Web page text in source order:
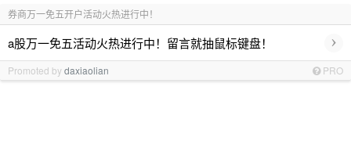
券商万一免五开户活动火热进行中！
a股万一免五活动火热进行中！留言就抽鼠标键盘！ ›
Promoted bydaxiaolian PRO